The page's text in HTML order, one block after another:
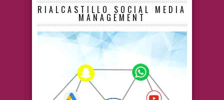
RIALCASTILLO SOCIAL MEDIA
MANAGEMENT